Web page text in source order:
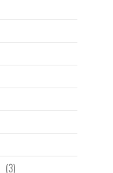
(3)